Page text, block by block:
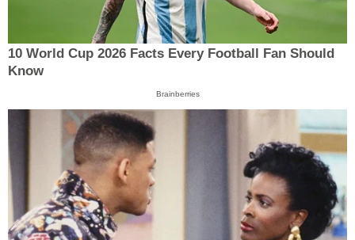
10 World Cup 2026 Facts Every Football Fan Should
Know
Brainberries